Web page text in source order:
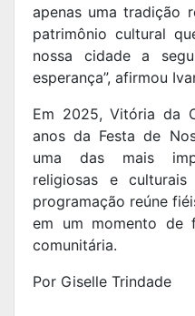
apenas uma tradição
patrimônio cultural
nossa cidade a
esperança”, afirmou
Em 2025, Vitória da
anos da Festa de
uma das mais
religiosas e
programação reúne
em um momento de
comunitária.
Por Giselle Trindade